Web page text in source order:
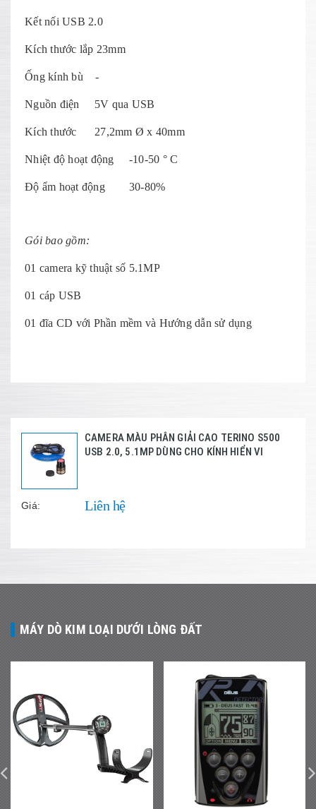
Kết nối USB 2.0
Kích thước lắp 23mm
Ống kính bù -
Nguồn điện 5V qua USB
Kích thước 27,2mm Ø x 40mm
Nhiệt độ hoạt động -10-50 ° C
Độ ẩm hoạt động 30-80%
Gói bao gồm:
01 camera kỹ thuật số 5.1MP
01 cáp USB
01 đĩa CD với Phần mềm và Hướng dẫn sử dụng
CAMERA MÀU PHÂN GIẢI CAO TERINO S500
USB 2.0, 5.1MP DÙNG CHO KÍNH HIỂN VI
Giá: Liên hệ
MÁY DÒ KIM LOẠI DƯỚI LÒNG ĐẤT